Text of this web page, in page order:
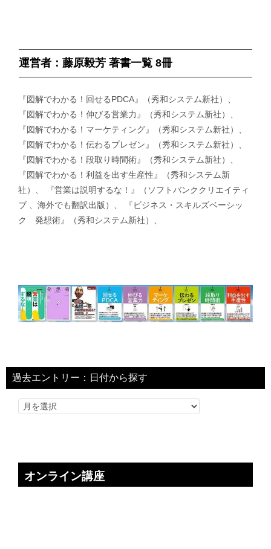
運営者：藤原毅芳 著書一覧 8冊
『図解でわかる！回せるPDCA』（秀和システム新社）、
『図解でわかる！伸びる営業力』（秀和システム新社）、
『図解でわかる！マーケティング』（秀和システム新社）、
『図解でわかる！伝わるプレゼン』（秀和システム新社）、
『図解でわかる！段取り時間術』（秀和システム新社）、
『図解でわかる！利益を出す生産性』（秀和システム新
社）、 『営業は説明するな！』（ソフトバンククリエイティ
ブ 、海外でも翻訳出版）、 『ビジネス・スキルズベーシッ
ク 発想術』（秀和システム新社）、
過去エントリー：日付から探す
オンライン講座